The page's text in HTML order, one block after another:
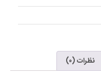
نظرات (0)